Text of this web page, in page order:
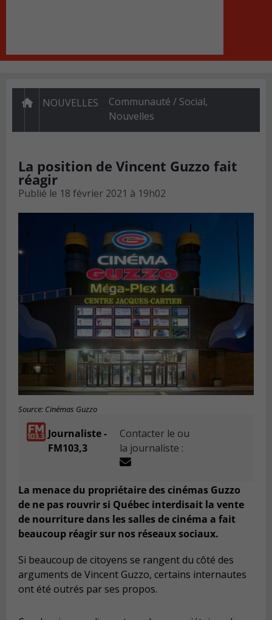
NOUVELLES Communauté / Social,
Nouvelles
La position de Vincent Guzzo fait
réagir
Publié le 18 février 2021 à 19h02
Source: Cinémas Guzzo
Journaliste -
FM103,3
Contacter le ou
la journaliste :
La menace du propriétaire des cinémas Guzzo
de ne pas rouvrir si Québec interdisait la vente
de nourriture dans les salles de cinéma a fait
beaucoup réagir sur nos réseaux sociaux.
Si beaucoup de citoyens se rangent du côté des
arguments de Vincent Guzzo, certains internautes
ont été outrés par ses propos.